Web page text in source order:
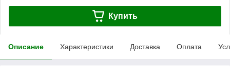
Купить
Описание Характеристики Доставка Оплата